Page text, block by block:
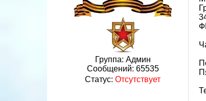
Группа: Админ
Сообщений: 65535
Статус: Отсутствует